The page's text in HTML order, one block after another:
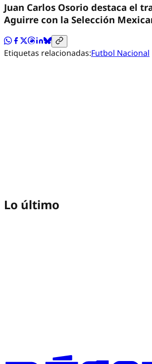
Juan Carlos Osorio destaca el
Aguirre con la Selección
Etiquetas relacionadas:Futbol Nacional
Lo último